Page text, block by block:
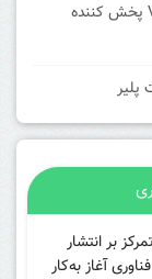
دانلود VLC Media Player 3.0.21 Win/macOS پخش کننده
بر انتشار
آغاز به‌کار